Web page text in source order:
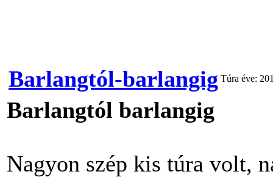
Barlangtól-barlangig Túra éve:
Barlangtól barlangig
Nagyon szép kis túra volt,